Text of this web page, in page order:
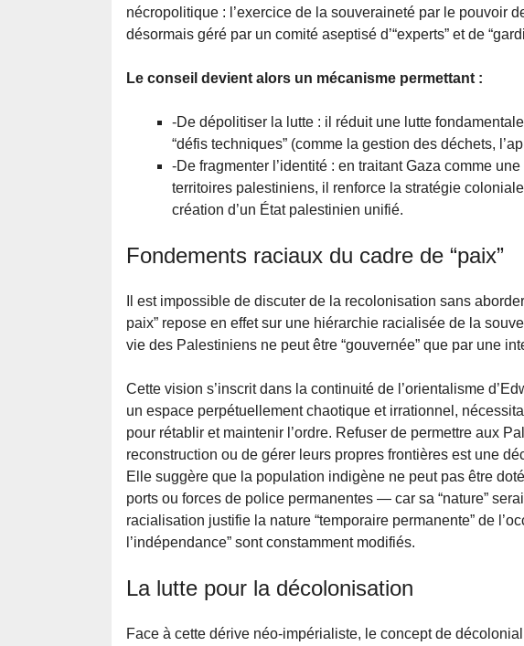
nécropolitique : l’exercice de la souveraineté par le pouvoir
désormais géré par un comité aseptisé d’“experts” et de
Le conseil devient alors un mécanisme permettant :
-De dépolitiser la lutte : il réduit une lutte
“défis techniques” (comme la gestion des déchets,
-De fragmenter l’identité : en traitant Gaza comme
territoires palestiniens, il renforce la stratégie
création d’un État palestinien unifié.
Fondements raciaux du cadre de “paix”
Il est impossible de discuter de la recolonisation sans
paix” repose en effet sur une hiérarchie racialisée de la
vie des Palestiniens ne peut être “gouvernée” que par une
Cette vision s’inscrit dans la continuité de l’orientalisme
un espace perpétuellement chaotique et irrationnel,
pour rétablir et maintenir l’ordre. Refuser de permettre aux
reconstruction ou de gérer leurs propres frontières est une
Elle suggère que la population indigène ne peut pas être
ports ou forces de police permanentes — car sa “nature”
racialisation justifie la nature “temporaire permanente” de
l’indépendance” sont constamment modifiés.
La lutte pour la décolonisation
Face à cette dérive néo-impérialiste, le concept de